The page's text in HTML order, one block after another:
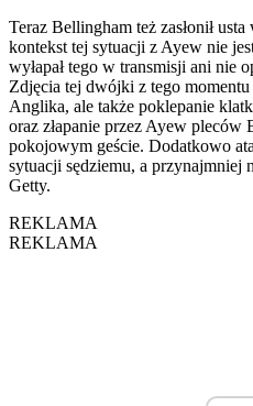
Teraz Bellingham też zasłonił
kontekst tej sytuacji z Ayew nie
wyłapał tego w transmisji ani nie
Zdjęcia tej dwójki z tego momentu
Anglika, ale także poklepanie
oraz złapanie przez Ayew
pokojowym geście. Dodatkowo
sytuacji sędziemu, a przynajmniej
Getty.
REKLAMA
REKLAMA